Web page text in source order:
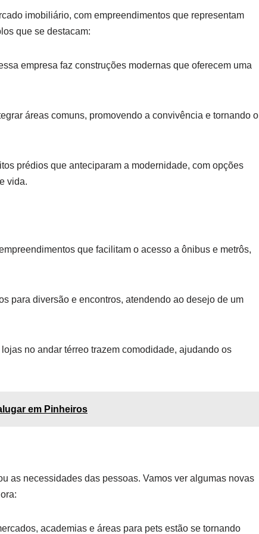
imobiliário, com empreendimentos que representam
que se destacam:
empresa faz construções modernas que oferecem uma
áreas comuns, promovendo a convivência e tornando o
prédios que anteciparam a modernidade, com opções
vida.
que facilitam o acesso a ônibus e metrôs,
para diversão e encontros, atendendo ao desejo de um
no andar térreo trazem comodidade, ajudando os
em Pinheiros
as necessidades das pessoas. Vamos ver algumas novas
academias e áreas para pets estão se tornando